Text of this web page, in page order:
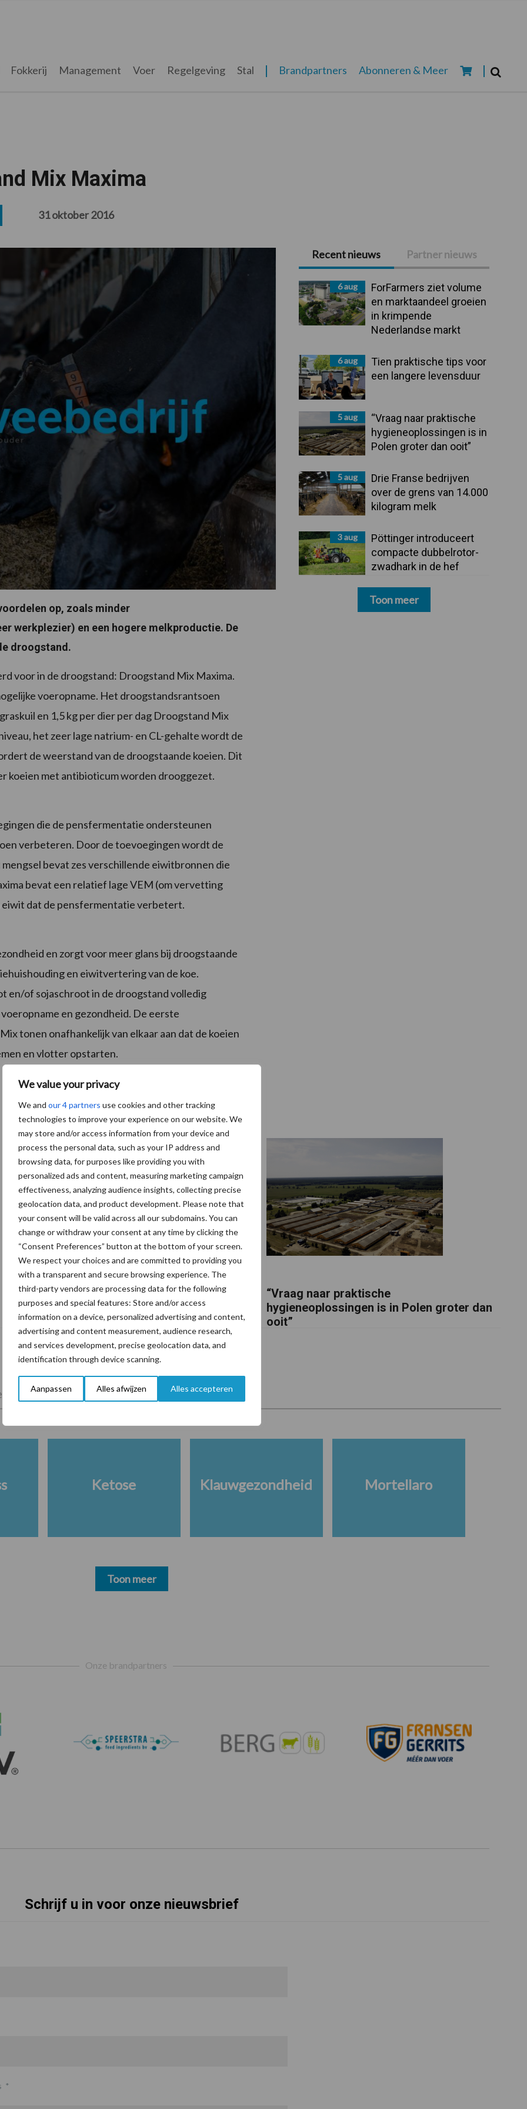
We value your privacy
We and our 4 partners use cookies and other tracking
technologies to improve your experience on our website. We
may store and/or access information from your device and
process the personal data, such as your IP address and
browsing data, for purposes like providing you with
personalized ads and content, measuring marketing campaign
effectiveness, analyzing audience insights, collecting precise
geolocation data, and product development. Please note that
your consent will be valid across all our subdomains. You can
change or withdraw your consent at any time by clicking the
“Consent Preferences” button at the bottom of your screen.
We respect your choices and are committed to providing you
with a transparent and secure browsing experience. The
third-party vendors are processing data for the following
purposes and special features: Store and/or access
information on a device, personalized advertising and content,
advertising and content measurement, audience research,
and services development, precise geolocation data, and
identification through device scanning.
Aanpassen Alles afwijzen Alles accepteren
Fokkerij Management Voer Regelgeving Stal Brandpartners Abonneren & Meer
Mix Maxima
31 oktober 2016
op, zoals minder
werkplezier) en een hogere melkproductie. De
droogstand.
voor in de droogstand: Droogstand Mix Maxima.
voeropname. Het droogstandsrantsoen
en 1,5 kg per dier per dag Droogstand Mix
het zeer lage natrium- en CL-gehalte wordt de
de weerstand van de droogstaande koeien. Dit
koeien met antibioticum worden drooggezet.
die de pensfermentatie ondersteunen
verbeteren. Door de toevoegingen wordt de
bevat zes verschillende eiwitbronnen die
bevat een relatief lage VEM (om vervetting
eiwit dat de pensfermentatie verbetert.
en zorgt voor meer glans bij droogstaande
en eiwitvertering van de koe.
en/of sojaschroot in de droogstand volledig
en gezondheid. De eerste
tonen onafhankelijk van elkaar aan dat de koeien
en vlotter opstarten.
Primaire
Sidebar
Recent nieuws Partner nieuws
6 aug
ForFarmers ziet volume
en marktaandeel groeien
in krimpende
Nederlandse markt
6 aug
Tien praktische tips voor
een langere levensduur
5 aug
“Vraag naar praktische
hygieneoplossingen is in
Polen groter dan ooit”
5 aug
Drie Franse bedrijven
over de grens van 14.000
kilogram melk
3 aug
Pöttinger introduceert
compacte dubbelrotor-
zwadhark in de hef
Toon meer
Tien praktische tips voor een langere
levensduur
“Vraag naar praktische
hygieneoplossingen is in Polen groter dan
ooit”
Veevoer Wet en regelgeving
Ketose Klauwgezondheid Mortellaro
Toon meer
Onze brandpartners
Schrijf u in voor onze nieuwsbrief
*